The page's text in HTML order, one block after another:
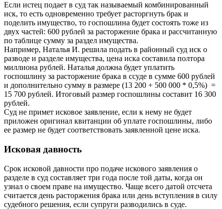
Если истец подает в суд так называемый комбинированный
иск, то есть одновременно требует расторгнуть брак и
поделить имущество, то госпошлина будет состоять тоже из
двух частей: 600 рублей за расторжение брака и рассчитанную
по таблице сумму за раздел имущества.
Например, Наталья И. решила подать в районный суд иск о
разводе и разделе имущества, цена иска составила полтора
миллиона рублей. Наталья должна будет уплатить
госпошлину за расторжение брака в ссуде в сумме 600 рублей
и дополнительно сумму в размере (13 200 + 500 000 * 0,5%) =
15 700 рублей. Итоговый размер госпошлины составит 16 300
рублей.
Суд не примет исковое заявление, если к нему не будет
приложен оригинал квитанции об уплате госпошлины, либо
ее размер не будет соответствовать заявленной цене иска.
Исковая давность
Срок исковой давности про подаче искового заявления о
разделе в суд составляет три года после той даты, когда он
узнал о своем праве на имущество. Чаще всего датой отсчета
считается день расторжения брака или день вступления в силу
судебного решения, если супруги разводились в суде.